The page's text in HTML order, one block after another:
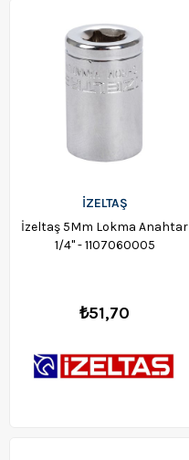
İZELTAŞ
İzeltaş 5Mm Lokma Anahtar
1/4" - 1107060005
₺51,70